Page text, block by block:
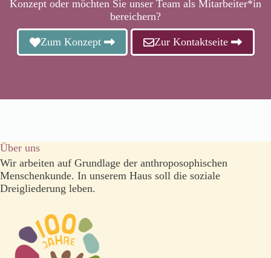
Konzept oder möchten Sie unser Team als Mitarbeiter*in
bereichern?
Zum Konzept Zur Kontaktseite
Über uns
Wir arbeiten auf Grundlage der anthroposophischen
Menschenkunde. In unserem Haus soll die soziale
Dreigliederung leben.